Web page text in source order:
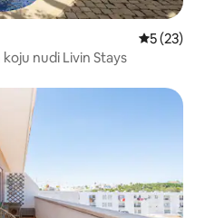
Prosječna
5 (23)
nudi Livin Stays